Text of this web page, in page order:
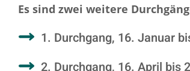
Es sind zwei weitere
1. Durchgang, 16. Januar
2. Durchgang, 16. April bis